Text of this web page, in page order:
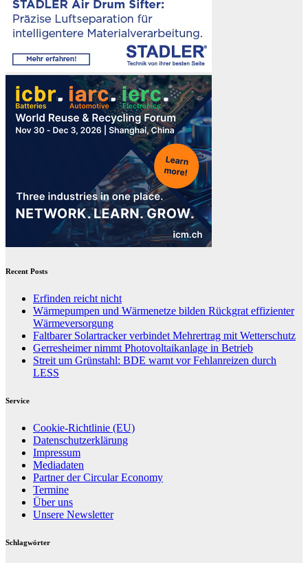
Recent Posts
Erfinden reicht nicht
Wärmepumpen und Wärmenetze bilden Rückgrat effizienter
Wärmeversorgung
Faltbarer Solartracker verbindet Mehrertrag mit Wetterschutz
Gerresheimer nimmt Photovoltaikanlage in Betrieb
Streit um Grünstahl: BDE warnt vor Fehlanreizen durch
LESS
Service
Cookie-Richtlinie (EU)
Datenschutzerklärung
Impressum
Mediadaten
Partner der Circular Economy
Termine
Über uns
Unsere Newsletter
Schlagwörter